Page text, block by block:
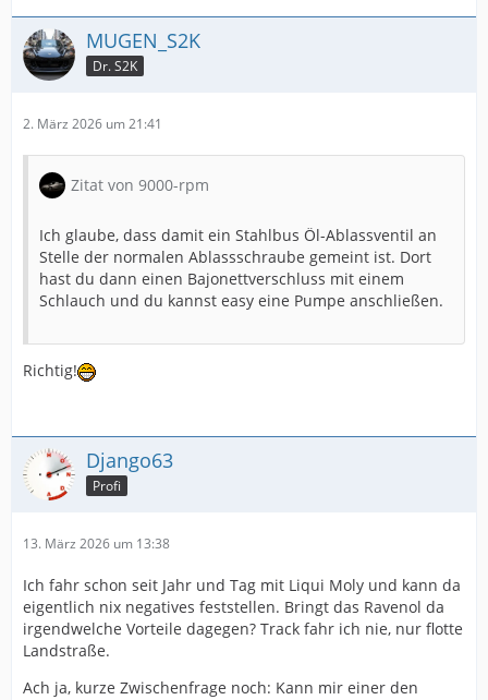
MUGEN_S2K
Dr. S2K
2. März 2026 um 21:41
Zitat von 9000-rpm
Ich glaube, dass damit ein Stahlbus Öl-Ablassventil an
Stelle der normalen Ablassschraube gemeint ist. Dort
hast du dann einen Bajonettverschluss mit einem
Schlauch und du kannst easy eine Pumpe anschließen.
Richtig!
Django63
Profi
13. März 2026 um 13:38
Ich fahr schon seit Jahr und Tag mit Liqui Moly und kann da
eigentlich nix negatives feststellen. Bringt das Ravenol da
irgendwelche Vorteile dagegen? Track fahr ich nie, nur flotte
Landstraße.
Ach ja, kurze Zwischenfrage noch: Kann mir einer den